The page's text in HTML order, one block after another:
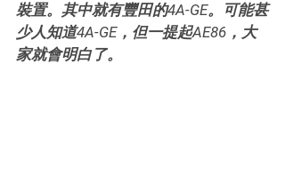
裝置。其中就有豐田的4A-GE。可能甚
少人知道4A-GE，但一提起AE86，大
家就會明白了。